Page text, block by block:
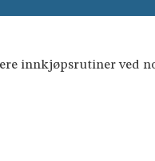
innkjøpsrutiner ved